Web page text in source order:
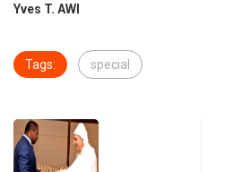
Yves T. AWI
Tags: special